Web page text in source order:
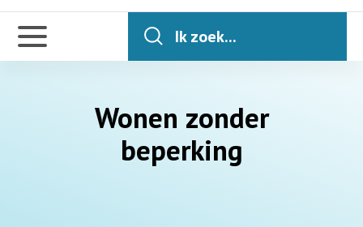
Handige
links
Ik zoek...
Wonen zonder
beperking